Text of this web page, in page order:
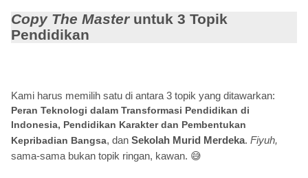
Copy The Masteruntuk 3 Topik
Pendidikan
Kami harus memilih satu di antara 3 topik yang ditawarkan:
Peran Teknologi dalam Transformasi Pendidikan di
Indonesia, Pendidikan Karakter dan Pembentukan
Kepribadian Bangsa, dan Sekolah Murid Merdeka. Fiyuh,
sama-sama bukan topik ringan, kawan. 😅